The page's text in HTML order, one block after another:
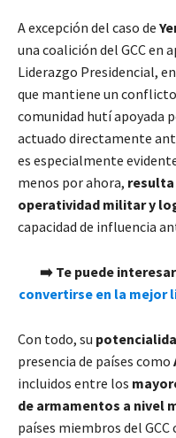
A excepción del caso de
una coalición del GCC en
Liderazgo Presidencial,
que mantiene un
comunidad hutí apoyada
actuado directamente
es especialmente
menos por ahora, resulta
operatividad militar y
capacidad de influencia
➡️ Te puede
convertirse en la mejor
Con todo, su
presencia de países como
incluidos entre los
de armamentos a nivel
países miembros del